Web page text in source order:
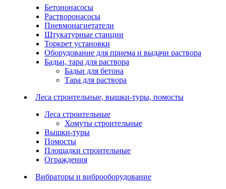
Бетононасосы
Растворонасосы
Пневмонагнетатели
Штукатурные станции
Торкрет установки
Оборудование для приема и выдачи раствора
Бадьи, тара для раствора
Бадьи для бетона
Тара для раствора
Леса строительные, вышки-туры, помосты
Леса строительные
Хомуты строительные
Вышки-туры
Помосты
Площадки строительные
Ограждения
Вибраторы и виброоборудование